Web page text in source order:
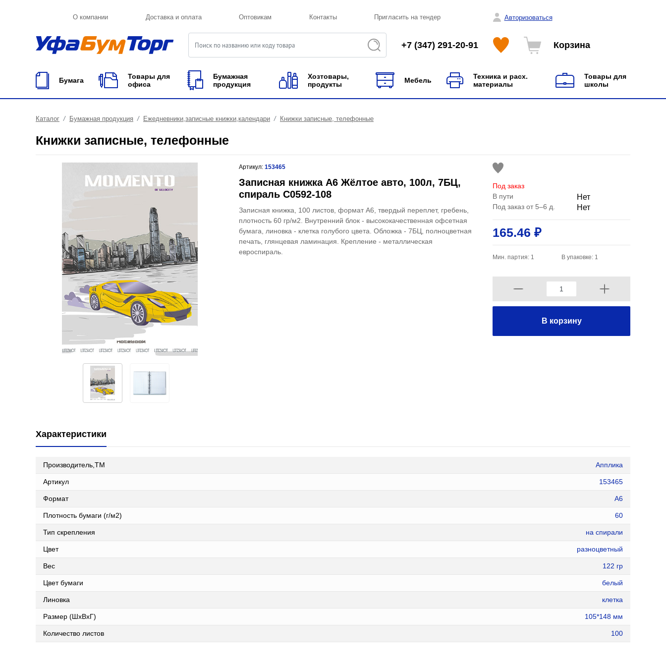
О компании Доставка и оплата Оптовикам Контакты Пригласить на тендер Авторизоваться
+7 (347) 291-20-91 Корзина
Бумага
Товары для
офиса
Бумажная
продукция
Хозтовары,
продукты
Мебель
Техника и расх.
материалы
Товары для
школы
Каталог Бумажная продукция Ежедневники,записные книжки,календари Книжки записные, телефонные
Книжки записные, телефонные
Артикул: 153465
Записная книжка А6 Жёлтое авто, 100л, 7БЦ,
спираль С0592-108
Записная книжка, 100 листов, формат А6, твердый переплет, гребень,
плотность 60 гр/м2. Внутренний блок - высококачественная офсетная
бумага, линовка - клетка голубого цвета. Обложка - 7БЦ, полноцветная
печать, глянцевая ламинация. Крепление - металлическая
евроспираль.
Под заказ
В пути
Нет
Под заказ от 5–6 д. Нет
165.46 ₽
Мин. партия: 1 В упаковке: 1
В корзину
Характеристики
Производитель,ТМ Апплика
Артикул 153465
Формат А6
Плотность бумаги (г/м2) 60
Тип скрепления на спирали
Цвет разноцветный
Вес 122 гр
Цвет бумаги белый
Линовка клетка
Размер (ШxВxГ) 105*148 мм
Количество листов 100